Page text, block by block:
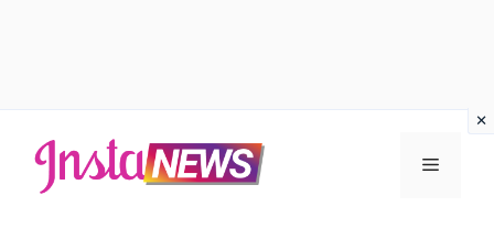
contenuto
Menu